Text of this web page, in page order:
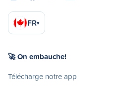
FR▾
🚀 On embauche!
Télécharge notre app